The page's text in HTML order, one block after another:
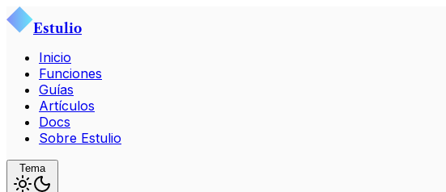
Estulio
Inicio
Funciones
Guías
Artículos
Docs
Sobre Estulio
Tema